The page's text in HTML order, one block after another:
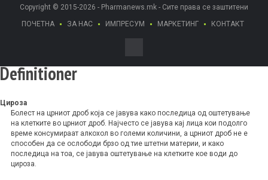
Copyright © 2015-2026 - Pharmanews.mk - Сите права се заштитени
ПОЧЕТНА
ЗА НАС ИМПРЕСУМ МАРКЕТИНГ КОНТАКТ
Definitioner
Цироза
Болест на црниот дроб која се јавува како последица од оштетување
на клетките во црниот дроб. Најчесто се јавува кај лица кои подолго
време консумираат алкохол во големи количини, а црниот дроб не е
способен да се ослободи брзо од тие штетни материи, и како
последица на тоа, се јавува оштетување на клетките кое води до
цироза.